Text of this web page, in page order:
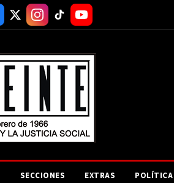
SECCIONES EXTRAS POLÍTICA